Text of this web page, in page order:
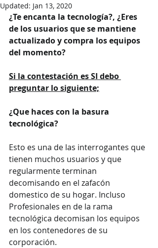
Updated: Jan 13, 2020
¿Te encanta la tecnología?, ¿Eres
de los usuarios que se mantiene
actualizado y compra los equipos
del momento?
Si la contestación es SI debo
preguntar lo siguiente;
¿Que haces con la basura
tecnológica?
Esto es una de las interrogantes que
tienen muchos usuarios y que
regularmente terminan
decomisando en el zafacón
domestico de su hogar. Incluso
Profesionales en de la rama
tecnológica decomisan los equipos
en los contenedores de su
corporación.